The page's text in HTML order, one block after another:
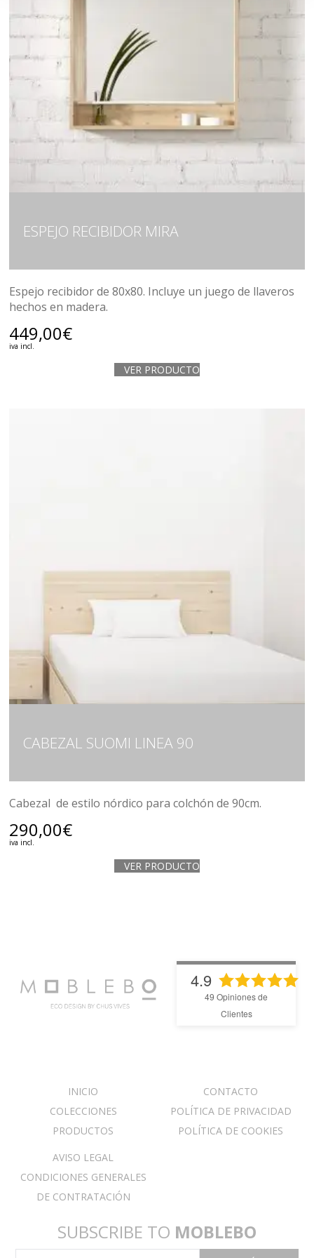
ESPEJO RECIBIDOR MIRA
Espejo recibidor de 80x80. Incluye un juego de llaveros
hechos en madera.
449,00€
iva incl.
VER PRODUCTO
CABEZAL SUOMI LINEA 90
Cabezal de estilo nórdico para colchón de 90cm.
290,00€
iva incl.
VER PRODUCTO
4.9
49 Opiniones de
Clientes
INICIO
COLECCIONES
PRODUCTOS
CONTACTO
POLÍTICA DE PRIVACIDAD
POLÍTICA DE COOKIES
AVISO LEGAL
CONDICIONES GENERALES
DE CONTRATACIÓN
SUBSCRIBE TO MOBLEBO